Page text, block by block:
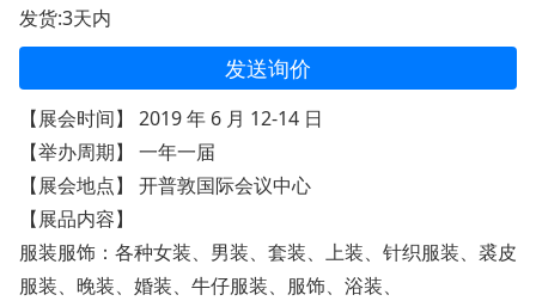
发货:3天内
发送询价
【展会时间】 2019 年 6 月 12-14 日
【举办周期】 一年一届
【展会地点】 开普敦国际会议中心
【展品内容】
服装服饰： 各种女装、男装、套装、上装、针织服装、裘皮
服装、晚装、婚装、牛仔服装、服饰、浴装、